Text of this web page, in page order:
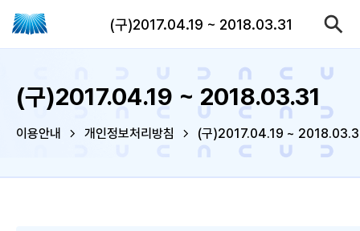
(구)2017.04.19 ~ 2018.03.31
(구)2017.04.19 ~ 2018.03.31
이용안내 개인정보처리방침 (구)2017.04.19 ~